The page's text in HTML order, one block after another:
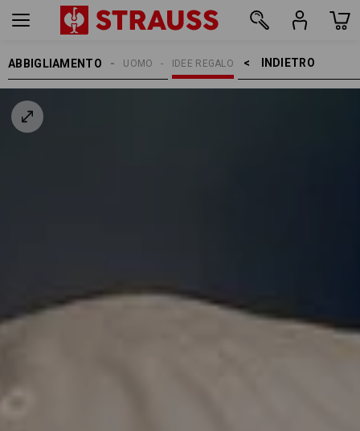
ABBIGLIAMENTO INDIETRO    >
IDEE REGALO
UOMO